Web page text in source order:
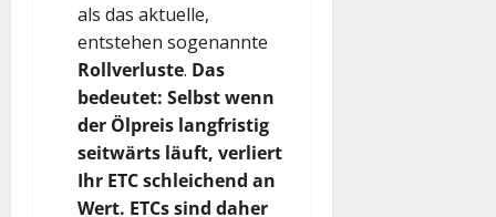
als das aktuelle,
Rollverluste. Das
bedeutet: Selbst wenn
der Ölpreis langfristig
seitwärts läuft, verliert
Ihr ETC schleichend an
Wert. ETCs sind daher